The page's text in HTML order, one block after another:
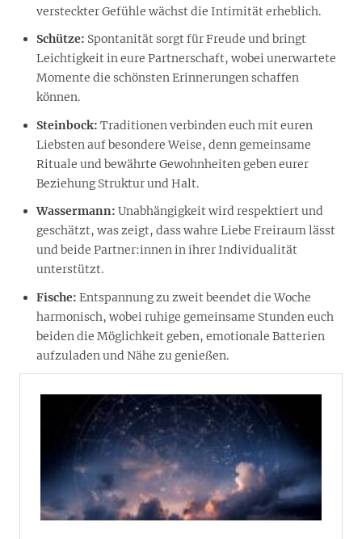
versteckter Gefühle wächst die Intimität erheblich.
Schütze: Spontanität sorgt für Freude und bringt
Leichtigkeit in eure Partnerschaft, wobei unerwartete
Momente die schönsten Erinnerungen schaffen
können.
Steinbock: Traditionen verbinden euch mit euren
Liebsten auf besondere Weise, denn gemeinsame
Rituale und bewährte Gewohnheiten geben eurer
Beziehung Struktur und Halt.
Wassermann: Unabhängigkeit wird respektiert und
geschätzt, was zeigt, dass wahre Liebe Freiraum lässt
und beide Partner:innen in ihrer Individualität
unterstützt.
Fische: Entspannung zu zweit beendet die Woche
harmonisch, wobei ruhige gemeinsame Stunden euch
beiden die Möglichkeit geben, emotionale Batterien
aufzuladen und Nähe zu genießen.